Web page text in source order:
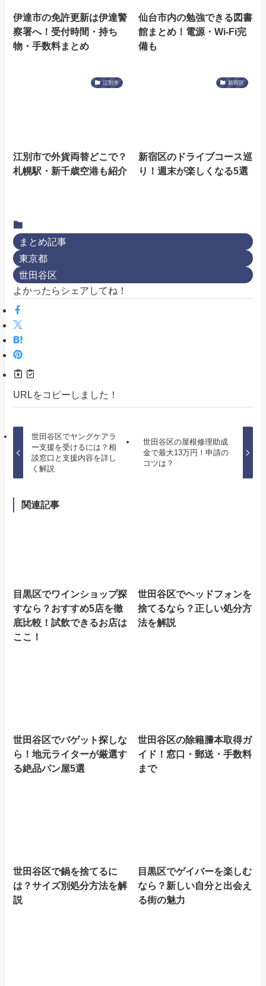
伊達市の免許更新は伊達警
察署へ！受付時間・持ち
物・手数料まとめ
仙台市内の勉強できる図書
館まとめ！電源・Wi-Fi完
備も
江別市
江別市で外貨両替どこで？
札幌駅・新千歳空港も紹介
新宿区
新宿区のドライブコース巡
り！週末が楽しくなる5選
まとめ記事
東京都
世田谷区
よかったらシェアしてね！
URLをコピーしました！
世田谷区でヤングケアラ
ー支援を受けるには？相
談窓口と支援内容を詳し
く解説
世田谷区の屋根修理助成
金で最大13万円！申請の
コツは？
関連記事
目黒区でワインショップ探
すなら？おすすめ5店を徹
底比較！試飲できるお店は
ここ！
世田谷区でヘッドフォンを
捨てるなら？正しい処分方
法を解説
世田谷区でバゲット探しな
ら！地元ライターが厳選す
る絶品パン屋5選
世田谷区の除籍謄本取得ガ
イド！窓口・郵送・手数料
まで
世田谷区で鍋を捨てるに
は？サイズ別処分方法を解
説
目黒区でゲイバーを楽しむ
なら？新しい自分と出会え
る街の魅力